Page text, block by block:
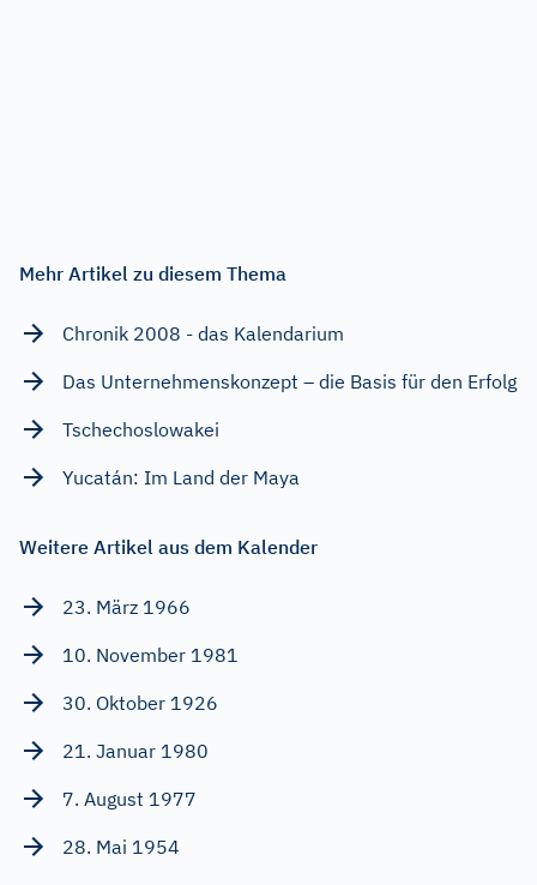
Mehr Artikel zu diesem Thema
Chronik 2008 - das Kalendarium
Das Unternehmenskonzept – die Basis für den Erfolg
Tschechoslowakei
Yucatán: Im Land der Maya
Weitere Artikel aus dem Kalender
23. März 1966
10. November 1981
30. Oktober 1926
21. Januar 1980
7. August 1977
28. Mai 1954